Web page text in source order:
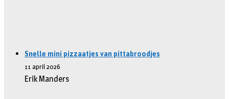
Snelle mini pizzaatjes van pittabroodjes
11 april 2026
Erik Manders